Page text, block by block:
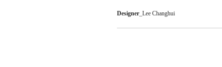
Designer _Lee Changhui